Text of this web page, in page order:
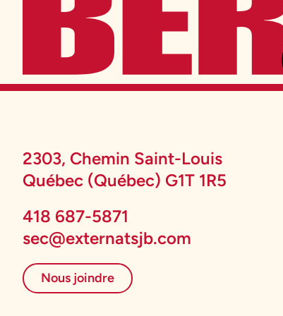
2303, Chemin Saint-Louis
Québec (Québec) G1T 1R5
418 687-5871
sec@externatsjb.com
Nous joindre